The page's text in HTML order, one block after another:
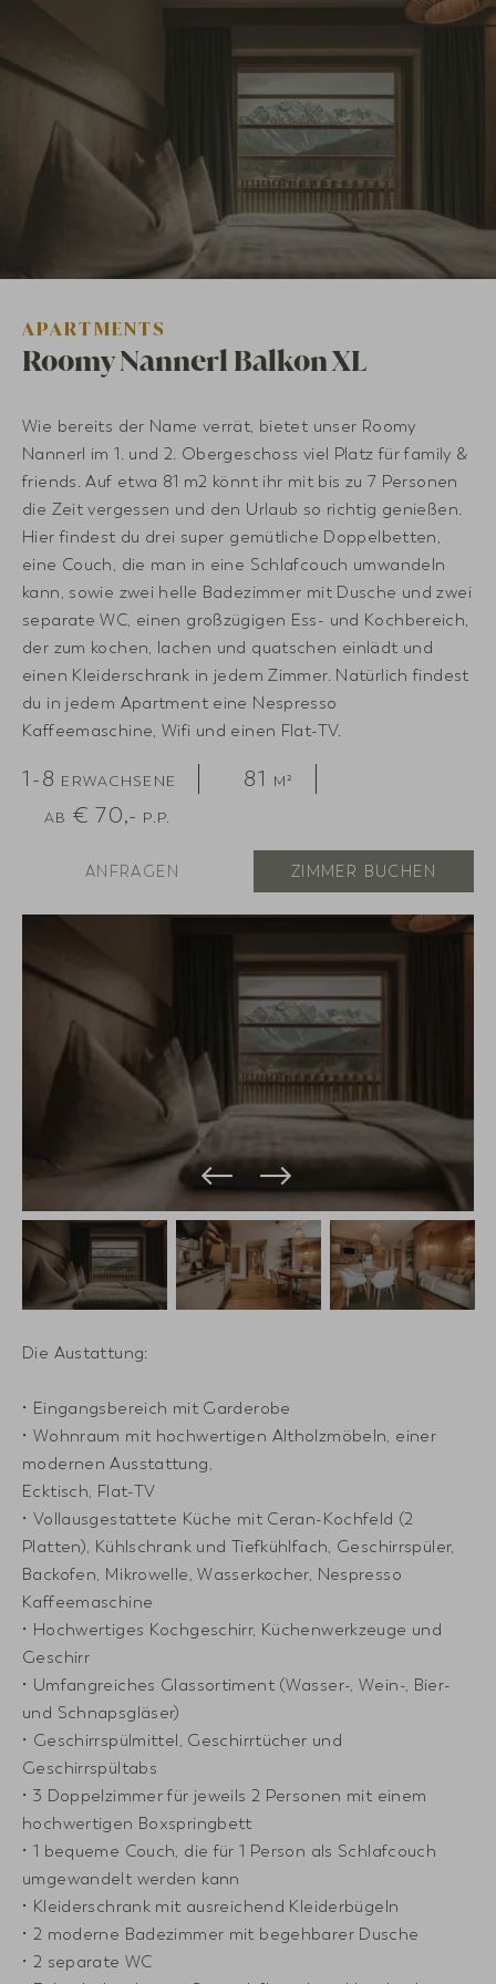
APARTMENTS
Roomy Nannerl Balkon XL
Wie bereits der Name verrät, bietet unser Roomy
Nannerl im 1. und 2. Obergeschoss viel Platz für family &
friends. Auf etwa 81 m2 könnt ihr mit bis zu 7 Personen
die Zeit vergessen und den Urlaub so richtig genießen.
Hier findest du drei super gemütliche Doppelbetten,
eine Couch, die man in eine Schlafcouch umwandeln
kann, sowie zwei helle Badezimmer mit Dusche und zwei
separate WC, einen großzügigen Ess- und Kochbereich,
der zum kochen, lachen und quatschen einlädt und
einen Kleiderschrank in jedem Zimmer. Natürlich findest
du in jedem Apartment eine Nespresso
Kaffeemaschine, Wifi und einen Flat-TV.
1-8 ERWACHSENE 81 M²
AB € 70,- P.P.
ANFRAGEN ZIMMER BUCHEN
Die Austattung:
• Eingangsbereich mit Garderobe
• Wohnraum mit hochwertigen Altholzmöbeln, einer
modernen Ausstattung,
Ecktisch, Flat-TV
• Vollausgestattete Küche mit Ceran-Kochfeld (2
Platten), Kühlschrank und Tiefkühlfach, Geschirrspüler,
Backofen, Mikrowelle, Wasserkocher, Nespresso
Kaffeemaschine
• Hochwertiges Kochgeschirr, Küchenwerkzeuge und
Geschirr
• Umfangreiches Glassortiment (Wasser-, Wein-, Bier-
und Schnapsgläser)
• Geschirrspülmittel, Geschirrtücher und
Geschirrspültabs
• 3 Doppelzimmer für jeweils 2 Personen mit einem
hochwertigen Boxspringbett
• 1 bequeme Couch, die für 1 Person als Schlafcouch
umgewandelt werden kann
• Kleiderschrank mit ausreichend Kleiderbügeln
• 2 moderne Badezimmer mit begehbarer Dusche
• 2 separate WC